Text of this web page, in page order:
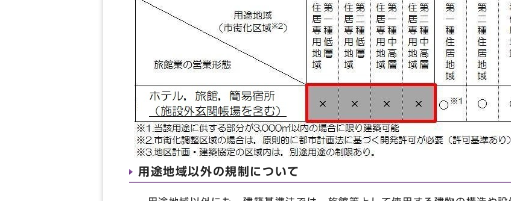
用途地域以外の規制について